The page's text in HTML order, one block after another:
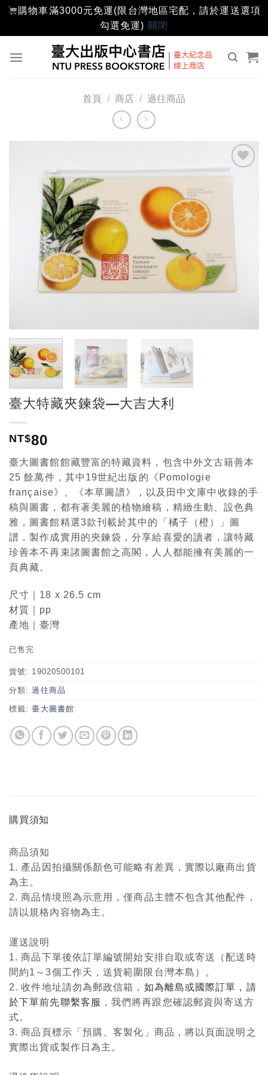
購物車滿3000元免運(限台灣地區宅配，請於運送選項
勾選免運) 關閉
首頁 / 商店 / 過往商品
臺大特藏夾鍊袋—大吉大利
NT$80
臺大圖書館館藏豐富的特藏資料，包含中外文古籍善本
25 餘萬件，其中19世紀出版的《Pomologie
française》、《本草圖譜》，以及田中文庫中收錄的手
稿與圖書，都有著美麗的植物繪稿，精緻生動、設色典
雅，圖書館精選3款刊載於其中的「橘子（橙）」圖
譜，製作成實用的夾鍊袋，分享給喜愛的讀者，讓特藏
珍善本不再束諸圖書館之高閣，人人都能擁有美麗的一
頁典藏。
尺寸｜18 x 26.5 cm
材質｜pp
產地｜臺灣
已售完
貨號: 19020500101
分類:過往商品
標籤:臺大圖書館
購買須知
商品須知
1. 產品因拍攝關係顏色可能略有差異，實際以廠商出貨
為主。
2. 商品情境照為示意用，僅商品主體不包含其他配件，
請以規格內容物為主。
運送說明
1. 商品下單後依訂單編號開始安排自取或寄送（配送時
間約1～3個工作天，送貨範圍限台灣本島）。
2. 收件地址請勿為郵政信箱， 如為離島或國際訂單，請
於下單前先聯繫客服 ，我們將再跟您確認郵資與寄送方
式。
3. 商品頁標示「預購、客製化」商品，將以頁面說明之
實際出貨或製作日為主。